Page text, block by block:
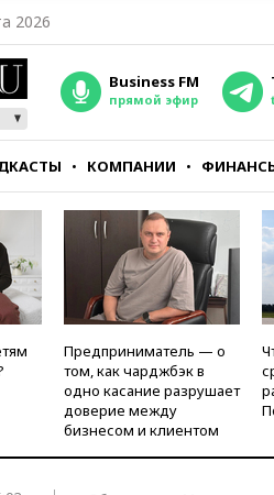
2026
Business FM
прямой эфир
КОМПАНИИ
Предприниматель — о
том, как чарджбэк в
одно касание разрушает
доверие между
бизнесом и клиентом